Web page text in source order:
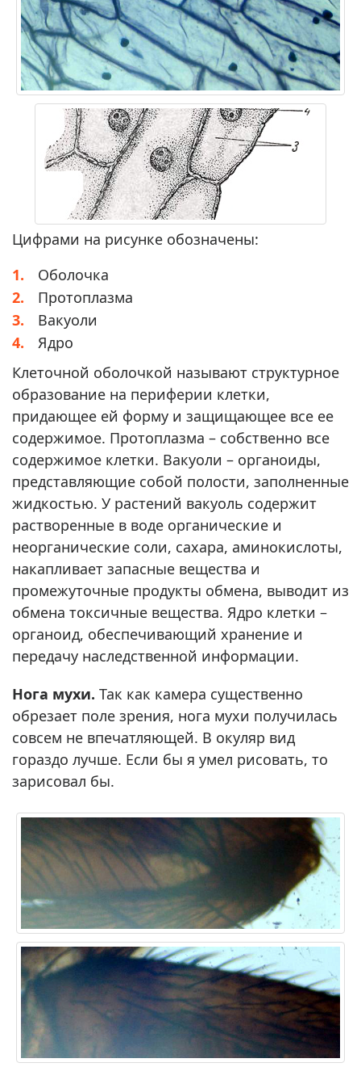
Цифрами на рисунке обозначены:
Оболочка
Протоплазма
Вакуоли
Ядро
Клеточной оболочкой называют структурное
образование на периферии клетки,
придающее ей форму и защищающее все ее
содержимое. Протоплазма – собственно все
содержимое клетки. Вакуоли – органоиды,
представляющие собой полости, заполненные
жидкостью. У растений вакуоль содержит
растворенные в воде органические и
неорганические соли, сахара, аминокислоты,
накапливает запасные вещества и
промежуточные продукты обмена, выводит из
обмена токсичные вещества. Ядро клетки –
органоид, обеспечивающий хранение и
передачу наследственной информации.
Нога мухи. Так как камера существенно
обрезает поле зрения, нога мухи получилась
совсем не впечатляющей. В окуляр вид
гораздо лучше. Если бы я умел рисовать, то
зарисовал бы.